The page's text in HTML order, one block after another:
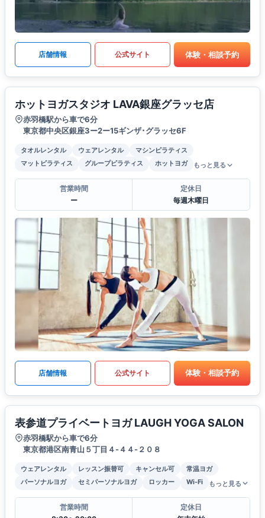
店舗情報 公式サイト 体験・相談予約
ホットヨガスタジオ LAVA銀座グラッセ店
赤羽橋駅から車で6分
東京都中央区銀座3ー2ー15ギンザ･グラッセ6F
タオルレンタル ウェアレンタル
マシンピラティス
マットピラティス
グループピラティス ホットヨガ もっと見る
営業時間
ー
定休日
毎週木曜日
店舗情報 公式サイト 体験・相談予約
表参道プライベートヨガ LAUGH YOGA SALON
赤羽橋駅から車で6分
東京都港区南青山５丁目４-４４-２０８
ウェアレンタル レッスン振替可 キャンセル可
常温ヨガ
パーソナルヨガ
セミパーソナルヨガ ロッカー Wi-Fi もっと見る
営業時間
定休日